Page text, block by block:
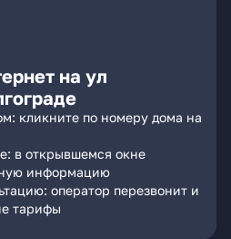
на ул
кликните по номеру дома на
в открывшемся окне
информацию
оператор перезвонит и
тарифы